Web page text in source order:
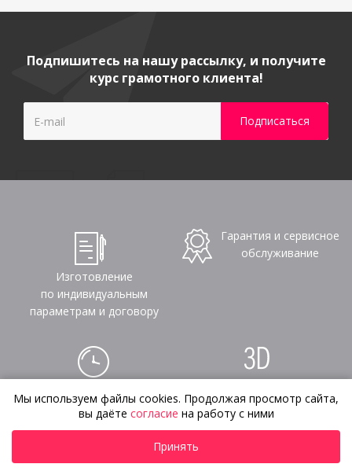
Подпишитесь на нашу рассылку, и получите
курс грамотного клиента!
Изготовление
по индивидуальным
параметрам и договору
Гарантия и сервисное
обслуживание
Сроки от 2-4 недель,
есть срочное
изготовление
Создаем 3D-дизайн с
нуля,
по каталогу, эскизу или
Мы используем файлы cookies. Продолжая просмотр сайта,
вы даёте согласие на работу с ними
Принять